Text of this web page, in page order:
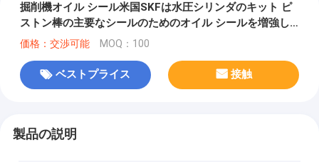
掘削機オイル シール米国SKFは水圧シリンダのキット ピ
ストン棒の主要なシールのためのオイル シールを増強し
た
価格：交渉可能 MOQ：100
ベストプライス 接触
製品の説明